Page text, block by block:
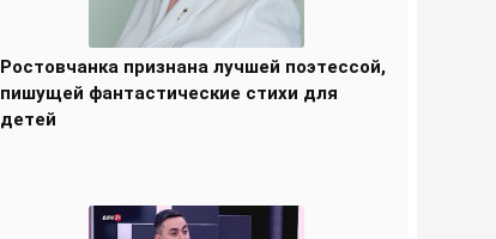
Ростовчанка признана лучшей поэтессой,
пишущей фантастические стихи для
детей